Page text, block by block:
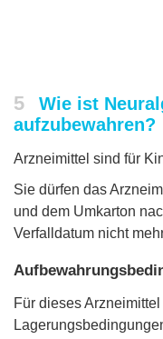
5
Wie ist
aufzubewahren?
Arzneimittel sind für
Sie dürfen das
und dem Umkarton
Verfalldatum nicht
Für dieses